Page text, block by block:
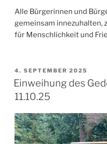
Alle Bürgerinnen und
gemeinsam innezuhalten,
für Menschlichkeit und
VERÖFFENTLICHT
AM
4. SEPTEMBER 2025
Einweihung des
11.10.25